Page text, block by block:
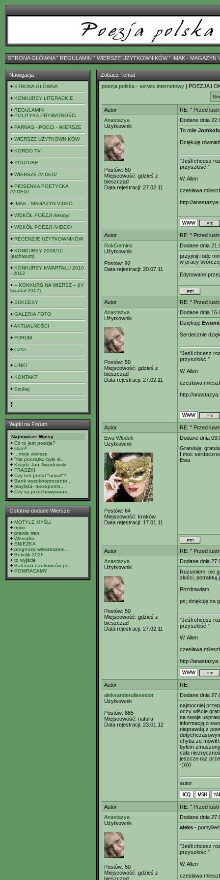
STRONA GŁÓWNAˇ REGULAMIN ˇ WIERSZE UŻYTKOWNIKÓWˇ IMAK - MAGAZYN
Nawigacja
STRONA GŁÓWNA
KONKURSY LITERACKIE
REGULAMIN
POLITYKA PRYWATNOŚCI
PARNAS - POECI - WIERSZE
WIERSZE UŻYTKOWNIKÓW
KORGO TV
YOUTUBE
WIERSZE /VIDEO/
PIOSENKA POETYCKA
/VIDEO/
IMAK - MAGAZYN VIDEO
WOKÓŁ POEZJI /teksty/
WOKÓŁ POEZJI /VIDEO/
RECENZJE UŻYTKOWNIKÓW
KONKURSY 2008/10
(archiwum)
KONKURSY KWARTAŁU 2010
- 2012
-- KONKURS NA WIERSZ -- (IV
kwartał 2012)
SUKCESY
GALERIA FOTO
AKTUALNOŚCI
FORUM
CZAT
LINKI
KONTAKT
Szukaj
Wątki na Forum
Najnowsze Wpisy
Co to jest poezja?
slam?
...moje wiersze
"Na początku było sł...
Ksiądz Jan Twardowski
FRASZKI
Czy ten portal "umarł"?
Bank wysokooprocento...
playlista- niezapomn...
Czy są przechowywane...
Ostatnio dodane Wiersze
MOTYLE MYŚLI
optio
prawie tren
Wersalka
ŚNIEŻKA
prognoza wskrzeszeni...
Bukolik 2026
to wyjście
Badania naukowców po...
POWRACAMY
Zobacz Temat
poezja polska - serwis internetowy | POEZJA I
Autor
RE: " Przed
Anastazya
Użytkownik
Postów: 50
Miejscowość: gdzieś z
bieszczad
Data rejestracji: 27.02.11
Dodane dnia
To miłe
Dziękuję
"Jeśli chcesz
przyszłość."
W. Allen
czesława
http://
Autor
RE: " Przed
RokGemino
Użytkownik
Postów: 92
Data rejestracji: 20.07.11
Dodane dnia
przyjmij i ode
w pracy
Edytowane
Autor
RE: " Przed
Anastazya
Użytkownik
Postów: 50
Miejscowość: gdzieś z
bieszczad
Data rejestracji: 27.02.11
Dodane dnia
Dziękuję
Serdecznie
"Jeśli chcesz
przyszłość."
W. Allen
czesława
http://
Autor
RE: " Przed
Ewa Włodek
Użytkownik
Postów: 64
Miejscowość: kraków
Data rejestracji: 17.01.11
Dodane dnia
Gratuluję,
I moc
Ewa
Autor
RE: " Przed
Anastazya
Użytkownik
Postów: 50
Miejscowość: gdzieś z
bieszczad
Data rejestracji: 27.02.11
Dodane dnia
Rozumiem, nie
złości, potraktuj
Pozdrawiam.
ps; dziękuję za
"Jeśli chcesz
przyszłość."
W. Allen
czesława
http://
Autor
RE: -
aleksanderulissestor
Użytkownik
Postów: 885
Miejscowość: natura
Data rejestracji: 23.01.12
Dodane dnia
najmocniej
oczy wiście
na swoje
informacją o
nieprawdą z
chyba że mówił
byłem
cała
jeszcze raz
-;))))
autor
Autor
RE: " Przed
Anastazya
Użytkownik
Postów: 50
Miejscowość: gdzieś z
bieszczad
Dodane dnia
aleks -
"Jeśli chcesz
przyszłość."
W. Allen
czesława